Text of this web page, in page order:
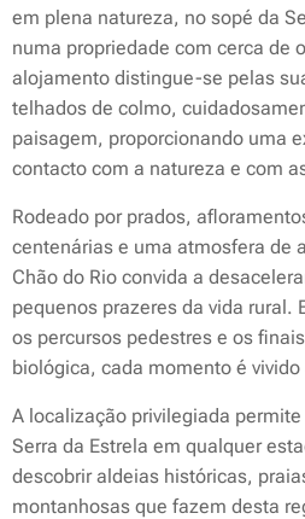
em plena natureza, no sopé da
numa propriedade com cerca de
alojamento distingue-se pelas
telhados de colmo,
paisagem, proporcionando uma
contacto com a natureza e com
Rodeado por prados,
centenárias e uma atmosfera de
Chão do Rio convida a
pequenos prazeres da vida rural.
os percursos pedestres e os
biológica, cada momento é
A localização privilegiada
Serra da Estrela em qualquer
descobrir aldeias históricas,
montanhosas que fazem desta